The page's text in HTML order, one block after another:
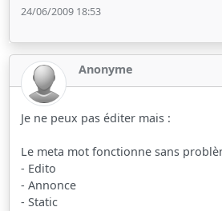
24/06/2009 18:53
Anonyme
Je ne peux pas éditer mais :
Le meta mot fonctionne sans
- Edito
- Annonce
- Static